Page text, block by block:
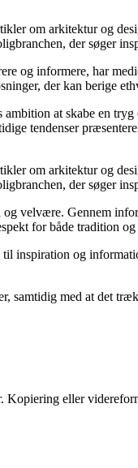
om arkitektur og
der søger
og informere, har
der kan berige
at skabe en
tendenser
om arkitektur og
der søger
velvære. Gennem
for både tradition
inspiration og
med at det
Kopiering eller